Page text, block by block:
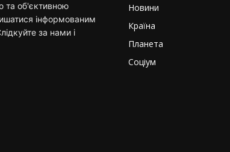
та об'єктивною
інформованим
за нами і
Новини
Країна
Планета
Соціум